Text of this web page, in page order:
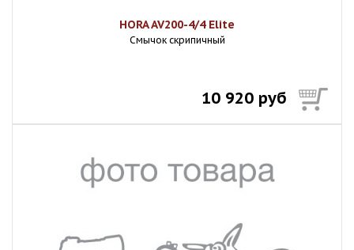
HORA AV200-4/4 Elite
Смычок скрипичный
10 920 руб